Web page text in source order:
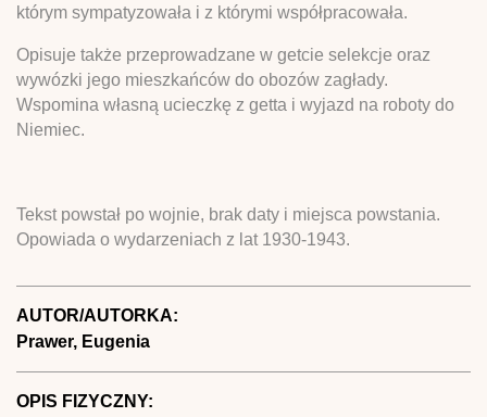
którym sympatyzowała i z którymi współpracowała.
Opisuje także przeprowadzane w getcie selekcje oraz
wywózki jego mieszkańców do obozów zagłady.
Wspomina własną ucieczkę z getta i wyjazd na roboty do
Niemiec.
Tekst powstał po wojnie, brak daty i miejsca powstania.
Opowiada o wydarzeniach z lat 1930-1943.
AUTOR/AUTORKA:
Prawer, Eugenia
OPIS FIZYCZNY: